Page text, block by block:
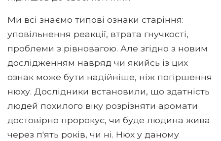
Ми всі знаємо типові ознаки старіння:
уповільнення реакції, втрата гнучкості,
проблеми з рівновагою. Але згідно з новим
дослідженням навряд чи якийсь із цих
ознак може бути надійніше, ніж погіршення
нюху. Дослідники встановили, що здатність
людей похилого віку розрізняти аромати
достовірно пророкує, чи буде людина жива
через п'ять років, чи ні. Нюх у даному